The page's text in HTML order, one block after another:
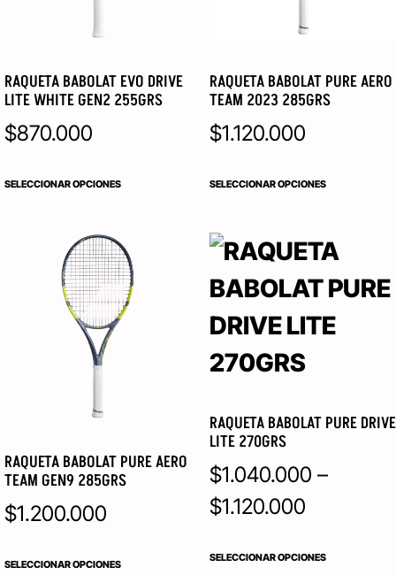
RAQUETA BABOLAT EVO DRIVE
LITE WHITE GEN2 255GRS
$870.000
SELECCIONAR OPCIONES
RAQUETA BABOLAT PURE AERO
TEAM 2023 285GRS
$1.120.000
SELECCIONAR OPCIONES
RAQUETA BABOLAT PURE AERO
TEAM GEN9 285GRS
$1.200.000
SELECCIONAR OPCIONES
RAQUETA BABOLAT PURE DRIVE
LITE 270GRS
$1.040.000 –
$1.120.000
SELECCIONAR OPCIONES